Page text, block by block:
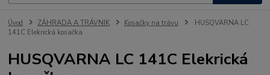
Úvod ZÁHRADA A TRÁVNIK Kosačky na trávu
HUSQVARNA LC
141C Elekrická kosačka
HUSQVARNA LC 141C Elekrická